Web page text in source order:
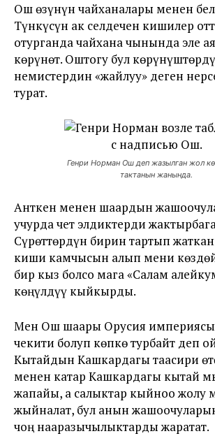
Ош өзүнүн чайханалары менен
Түнкүсүн ак селдечен кишилер
отурганда чайхана чынында эле
көрүнөт. Оштогу бул
немистердин «жайлуу» деген
турат.
Генри Норман Ош деп жазылган жол
тактанын жанында.
Анткен менен шаардын
учурда чет элдиктерди
Сүрөттөрдүн бирин тартып
киши камчысын алып мени
бир кыз болсо мага «Салам
көңүлдүү кыйкырды.
Мен Ош шаары Орусия
чекити болуп көпкө турбайт деп
Кытайдын Кашкардагы таасири
менен катар Кашкардагы кытай
жапайы, а салыктар кыйноо жолу
жыйналат, бул анын
чоң нааразычылыктарды жаратат.